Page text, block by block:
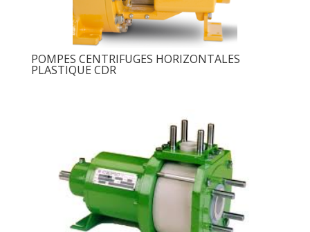
POMPES CENTRIFUGES HORIZONTALES
PLASTIQUE CDR